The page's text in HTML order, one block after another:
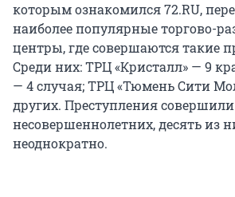
которым ознакомился 72.RU,
наиболее популярные торгово-
центры, где совершаются такие
Среди них: ТРЦ «Кристалл» — 9
— 4 случая; ТРЦ «Тюмень Сити
других. Преступления
несовершеннолетних, десять из
неоднократно.